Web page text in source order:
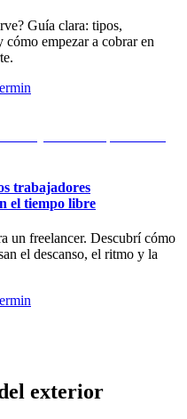
Guía clara: tipos,
empezar a cobrar en
trabajadores
el tiempo libre
un freelancer. Descubrí cómo
el descanso, el ritmo y la
exterior